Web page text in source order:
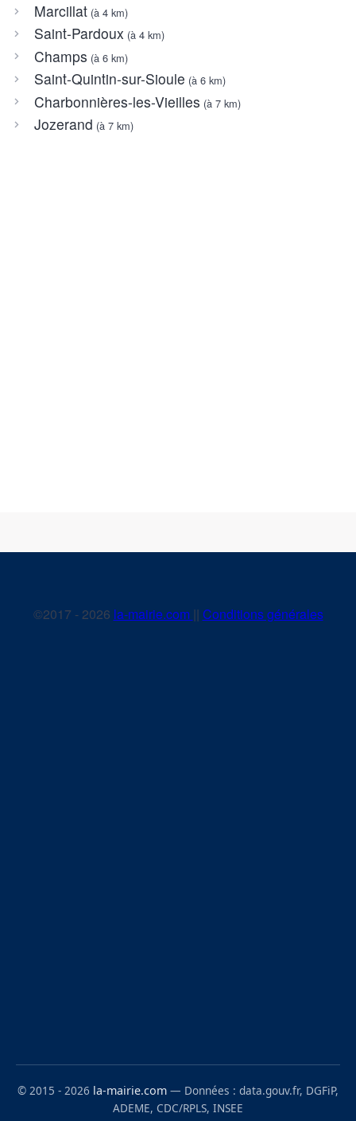
Marcillat(à 4 km)
Saint-Pardoux (à 4 km)
Champs (à 6 km)
Saint-Quintin-sur-Sioule (à 6 km)
Charbonnières-les-Vieilles (à 7 km)
Jozerand (à 7 km)
©2017 - 2026 la-mairie.com || Conditions générales
© 2015 - 2026 la-mairie.com — Données : data.gouv.fr, DGFiP,
ADEME, CDC/RPLS, INSEE